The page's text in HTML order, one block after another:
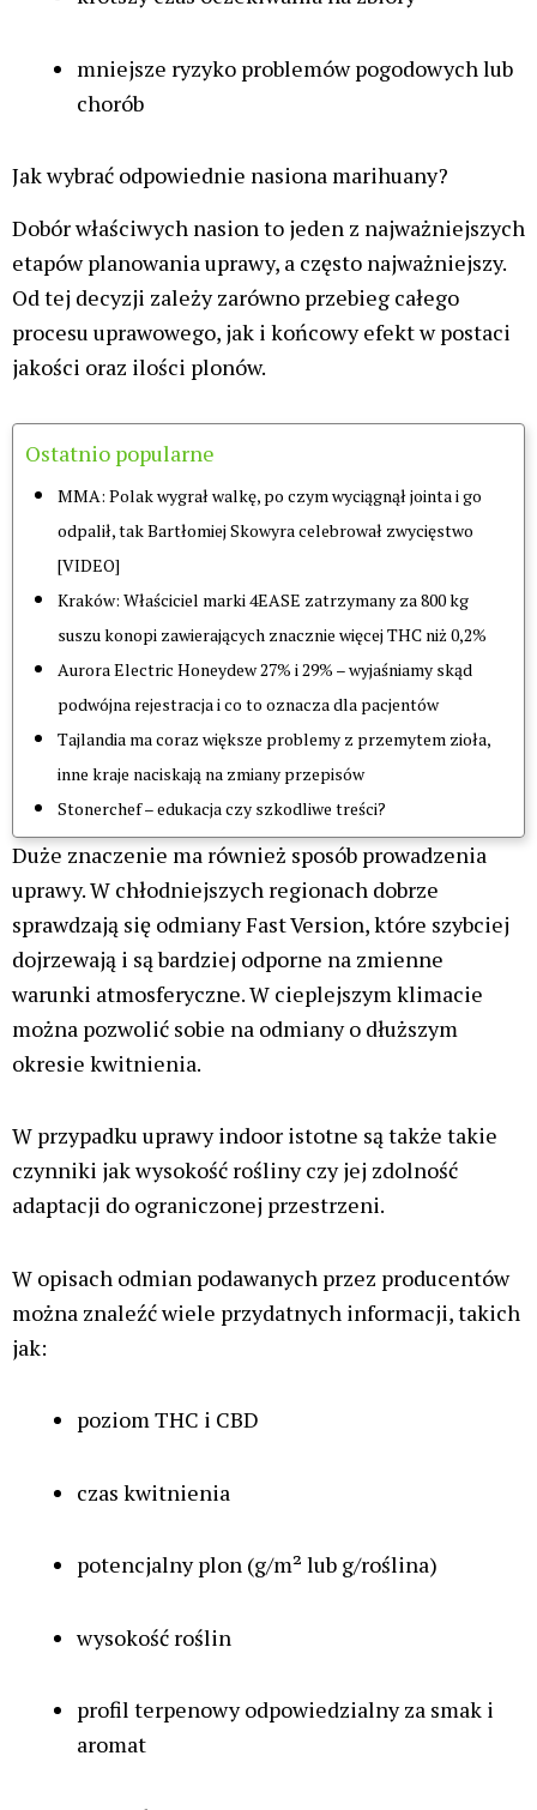
W opisach odmian podawanych przez producentów
jak:
poziom THC i CBD
czas kwitnienia
potencjalny plon (g/m² lub g/roślina)
wysokość roślin
profil terpenowy odpowiedzialny za smak i
aromat
Najczęstsze błędy przy wyborze nasion
wybór odmian niedostosowanych do
lokalnego klimatu
niedopasowanie rodzaju nasion do
poziomu doświadczenia
zakup nasion z niepewnych źródeł
brak uwzględnienia dostępnej przestrzeni
uprawowej
Legalność nasion marihuany w Polsce i na świecie
W Polsce posiadanie nasion marihuany jest legalne,
o ile są one przechowywane w celach
kolekcjonerskich. Można je kupować oraz
roślin zawierających THC pozostaje nielegalne i w
żadnym wypadku to tego nie namawiamy.
zależności od kraju. W niektórych państwach
a niewielka uprawa jest tolerowana.
własny użytek są dopuszczalne.
Niemcy – posiadanie nasion jest możliwe, jednak
Czechy – dopuszczalna jest uprawa do pięciu roślin